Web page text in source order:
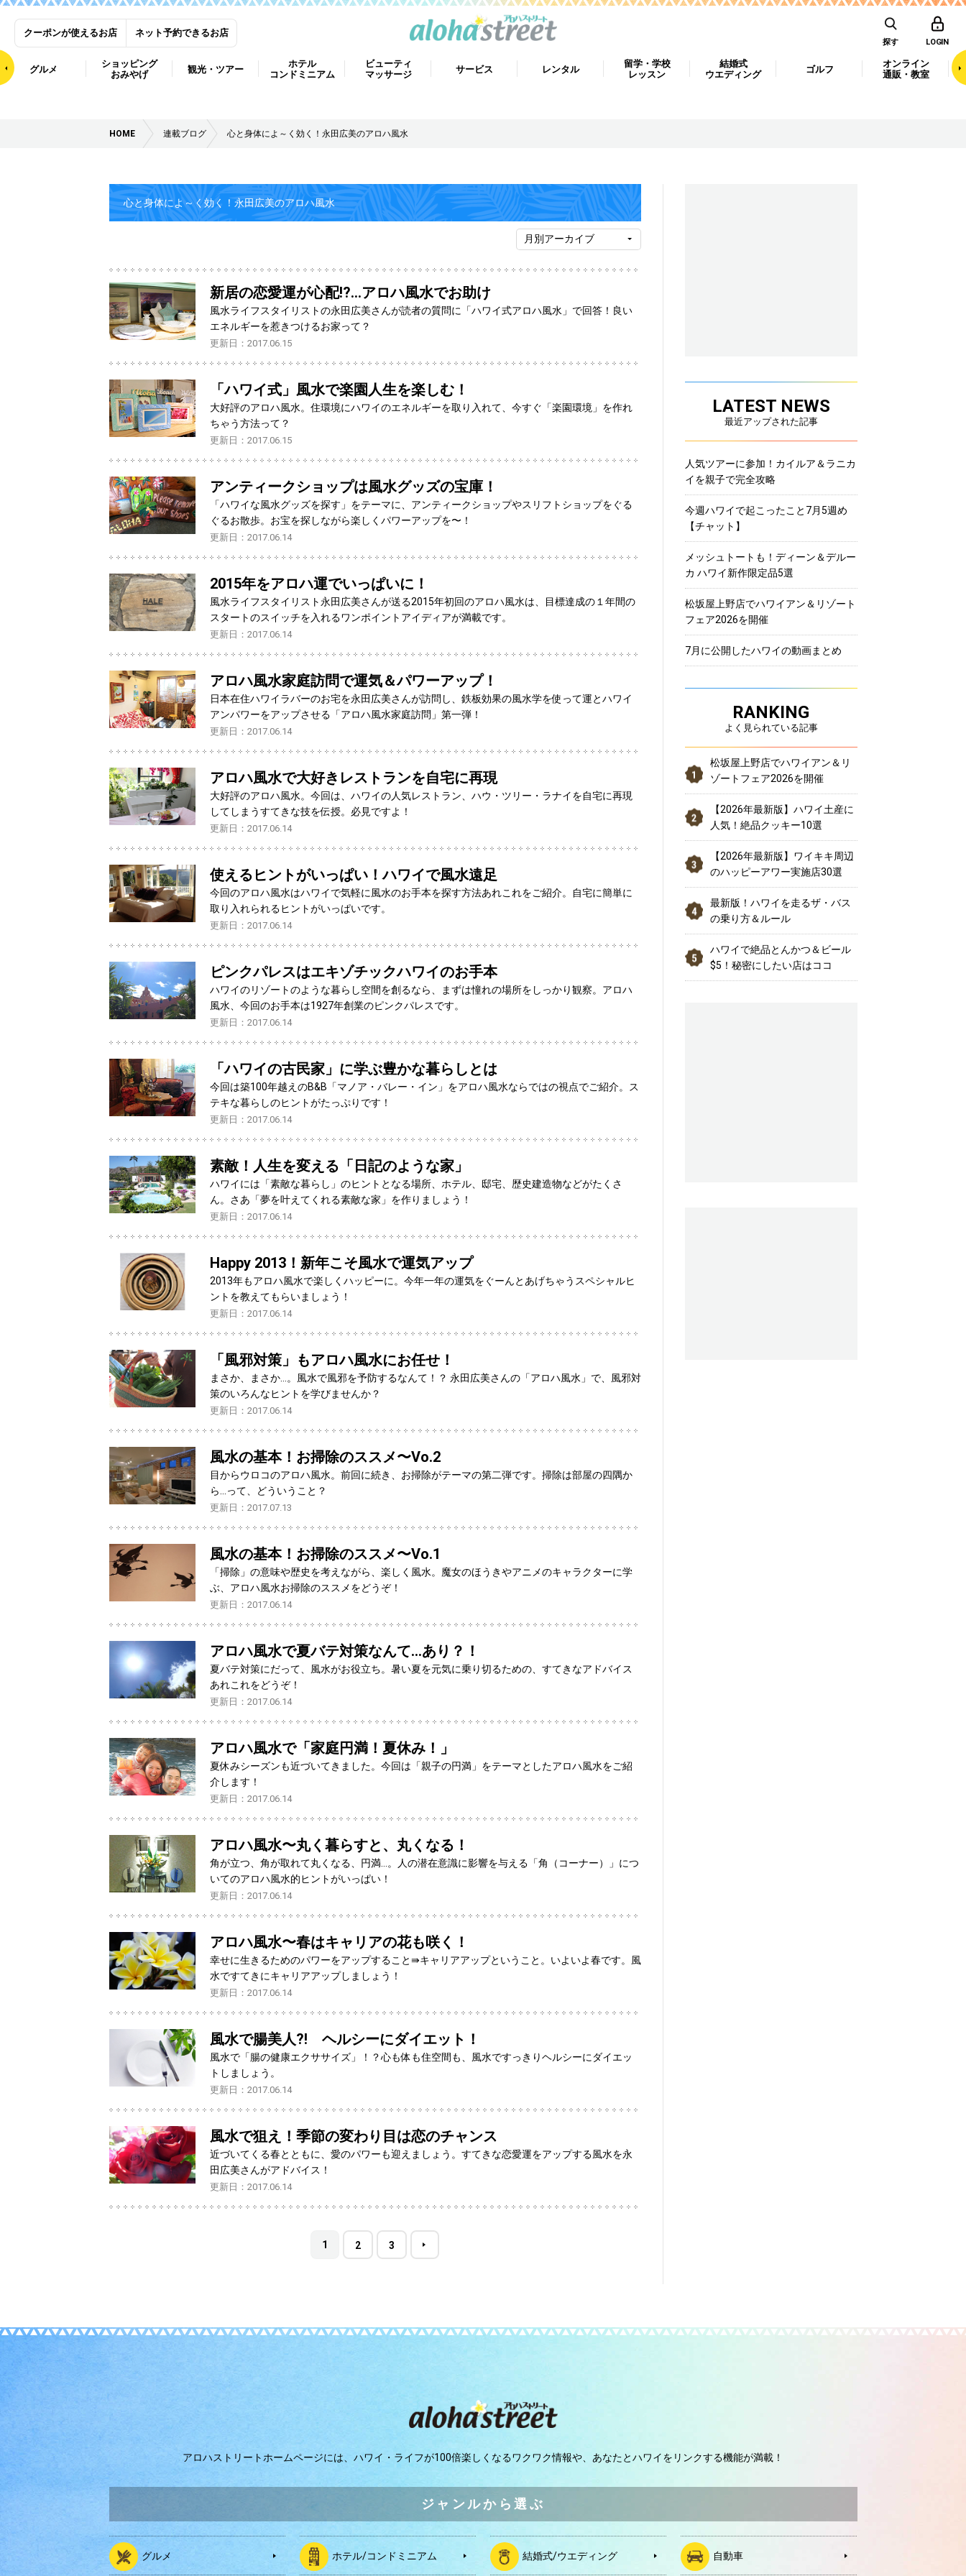
クーポンが使えるお店 ネット予約できるお店
探す LOGIN
グルメ
ショッピング
おみやげ
観光・ツアー
ホテル
コンドミニアム
ビューティ
マッサージ
サービス レンタル
留学・学校
レッスン
結婚式
ウエディング
ゴルフ
オンライン
通販・教室
HOME 連載ブログ 心と身体によ～く効く！永田広美のアロハ風水
心と身体によ～く効く！永田広美のアロハ風水
新居の恋愛運が心配!?...アロハ風水でお助け
風水ライフスタイリストの永田広美さんが読者の質問に「ハワイ式アロハ風水」で回答！良い
エネルギーを惹きつけるお家って？
更新日：2017.06.15
「ハワイ式」風水で楽園人生を楽しむ！
大好評のアロハ風水。住環境にハワイのエネルギーを取り入れて、今すぐ「楽園環境」を作れ
ちゃう方法って？
更新日：2017.06.15
アンティークショップは風水グッズの宝庫！
「ハワイな風水グッズを探す」をテーマに、アンティークショップやスリフトショップをぐる
ぐるお散歩。お宝を探しながら楽しくパワーアップを〜！
更新日：2017.06.14
2015年をアロハ運でいっぱいに！
風水ライフスタイリスト永田広美さんが送る2015年初回のアロハ風水は、目標達成の１年間の
スタートのスイッチを入れるワンポイントアイディアが満載です。
更新日：2017.06.14
アロハ風水家庭訪問で運気＆パワーアップ！
日本在住ハワイラバーのお宅を永田広美さんが訪問し、鉄板効果の風水学を使って運とハワイ
アンパワーをアップさせる「アロハ風水家庭訪問」第一弾！
更新日：2017.06.14
アロハ風水で大好きレストランを自宅に再現
大好評のアロハ風水。今回は、ハワイの人気レストラン、ハウ・ツリー・ラナイを自宅に再現
してしまうすてきな技を伝授。必見ですよ！
更新日：2017.06.14
使えるヒントがいっぱい！ハワイで風水遠足
今回のアロハ風水はハワイで気軽に風水のお手本を探す方法あれこれをご紹介。自宅に簡単に
取り入れられるヒントがいっぱいです。
更新日：2017.06.14
ピンクパレスはエキゾチックハワイのお手本
ハワイのリゾートのような暮らし空間を創るなら、まずは憧れの場所をしっかり観察。アロハ
風水、今回のお手本は1927年創業のピンクパレスです。
更新日：2017.06.14
「ハワイの古民家」に学ぶ豊かな暮らしとは
今回は築100年越えのB&B「マノア・バレー・イン」をアロハ風水ならではの視点でご紹介。ス
テキな暮らしのヒントがたっぷりです！
更新日：2017.06.14
素敵！人生を変える「日記のような家」
ハワイには「素敵な暮らし」のヒントとなる場所、ホテル、邸宅、歴史建造物などがたくさ
ん。さあ「夢を叶えてくれる素敵な家」を作りましょう！
更新日：2017.06.14
Happy 2013！新年こそ風水で運気アップ
2013年もアロハ風水で楽しくハッピーに。今年一年の運気をぐーんとあげちゃうスペシャルヒ
ントを教えてもらいましょう！
更新日：2017.06.14
「風邪対策」もアロハ風水にお任せ！
まさか、まさか…。風水で風邪を予防するなんて！？ 永田広美さんの「アロハ風水」で、風邪対
策のいろんなヒントを学びませんか？
更新日：2017.06.14
風水の基本！お掃除のススメ〜Vo.2
目からウロコのアロハ風水。前回に続き、お掃除がテーマの第二弾です。掃除は部屋の四隅か
ら…って、どういうこと？
更新日：2017.07.13
風水の基本！お掃除のススメ〜Vo.1
「掃除」の意味や歴史を考えながら、楽しく風水。魔女のほうきやアニメのキャラクターに学
ぶ、アロハ風水お掃除のススメをどうぞ！
更新日：2017.06.14
アロハ風水で夏バテ対策なんて…あり？！
夏バテ対策にだって、風水がお役立ち。暑い夏を元気に乗り切るための、すてきなアドバイス
あれこれをどうぞ！
更新日：2017.06.14
アロハ風水で「家庭円満！夏休み！」
夏休みシーズンも近づいてきました。今回は「親子の円満」をテーマとしたアロハ風水をご紹
介します！
更新日：2017.06.14
アロハ風水〜丸く暮らすと、丸くなる！
角が立つ、角が取れて丸くなる、円満…。人の潜在意識に影響を与える「角（コーナー）」につ
いてのアロハ風水的ヒントがいっぱい！
更新日：2017.06.14
アロハ風水〜春はキャリアの花も咲く！
幸せに生きるためのパワーをアップすること⇛キャリアアップということ。いよいよ春です。風
水ですてきにキャリアアップしましょう！
更新日：2017.06.14
風水で腸美人?! ヘルシーにダイエット！
風水で「腸の健康エクササイズ」！？心も体も住空間も、風水ですっきりヘルシーにダイエッ
トしましょう。
更新日：2017.06.14
風水で狙え！季節の変わり目は恋のチャンス
近づいてくる春とともに、愛のパワーも迎えましょう。すてきな恋愛運をアップする風水を永
田広美さんがアドバイス！
更新日：2017.06.14
1 2 3
LATEST NEWS
最近アップされた記事
人気ツアーに参加！カイルア＆ラニカ
イを親子で完全攻略
今週ハワイで起こったこと7月5週め
【チャット】
メッシュトートも！ディーン＆デルー
カ ハワイ新作限定品5選
松坂屋上野店でハワイアン＆リゾート
フェア2026を開催
7月に公開したハワイの動画まとめ
RANKING
よく見られている記事
松坂屋上野店でハワイアン＆リ
ゾートフェア2026を開催
【2026年最新版】ハワイ土産に
人気！絶品クッキー10選
【2026年最新版】ワイキキ周辺
のハッピーアワー実施店30選
最新版！ハワイを走るザ・バス
の乗り方＆ルール
ハワイで絶品とんかつ＆ビール
$5！秘密にしたい店はココ
アロハストリートホームページには、 ハワイ・ライフが100倍楽しくなるワクワク情報や、 あなたとハワイをリンクする機能が満載！
ジャンルから選ぶ
グルメ ホテル/コンドミニアム 結婚式/ウエディング 自動車